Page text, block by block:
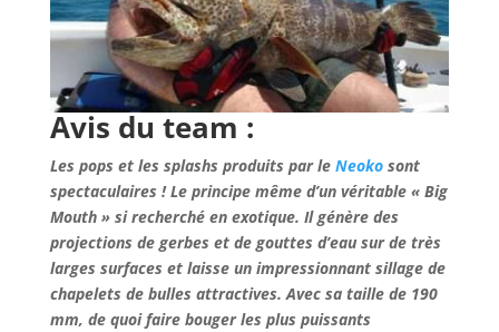
Avis du team :
Les pops et les splashs produits par le Neokosont
spectaculaires ! Le principe même d’un véritable « Big
Mouth » si recherché en exotique. Il génère des
projections de gerbes et de gouttes d’eau sur de très
larges surfaces et laisse un impressionnant sillage de
chapelets de bulles attractives. Avec sa taille de 190
mm, de quoi faire bouger les plus puissants